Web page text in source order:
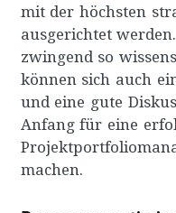
mit der höchsten
ausgerichtet
zwingend so
können sich auch
und eine gute
Anfang für eine
machen.